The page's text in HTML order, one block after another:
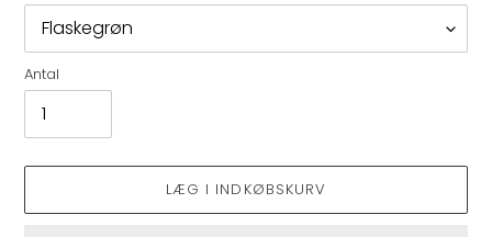
Antal
LÆG I INDKØBSKURV